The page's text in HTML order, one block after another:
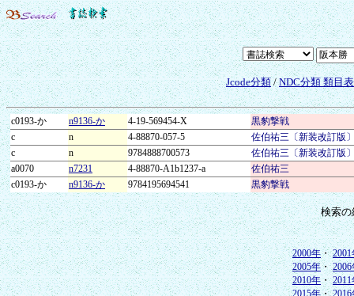
Jcode分類/NDC分類 類目
c0193-か n9136-か 4-19-569454-X
黒豹撃戦
c
n 4-88870-057-5
佐伯祐三〔新装改訂版
c
n 9784888700573
佐伯祐三〔新装改訂版
a0070
n7231 4-88870-A1b1237-a
佐伯祐三
c0193-か
n9136-か 9784195694541 黒豹撃戦
検索
2000年・2001
2005年・2006
2010年・2011
2015年・2016